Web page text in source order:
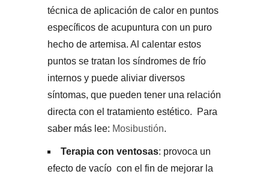
técnica de aplicación de calor en puntos
específicos de acupuntura con un puro
hecho de artemisa. Al calentar estos
puntos se tratan los síndromes de frío
internos y puede aliviar diversos
síntomas, que pueden tener una relación
directa con el tratamiento estético. Para
saber más lee: Mosibustión.
Terapia con ventosas: provoca un
efecto de vacío con el fin de mejorar la